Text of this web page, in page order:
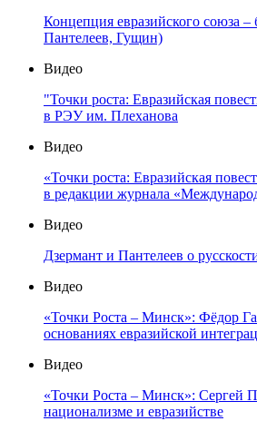
Концепция евразийского союза –
Пантелеев, Гущин)
Видео
"Точки роста: Евразийская
в РЭУ им. Плеханова
Видео
«Точки роста: Евразийская
в редакции журнала
Видео
Дзермант и Пантелеев о
Видео
«Точки Роста – Минск»: Фёдор
основаниях евразийской
Видео
«Точки Роста – Минск»: Сергей
национализме и евразийстве